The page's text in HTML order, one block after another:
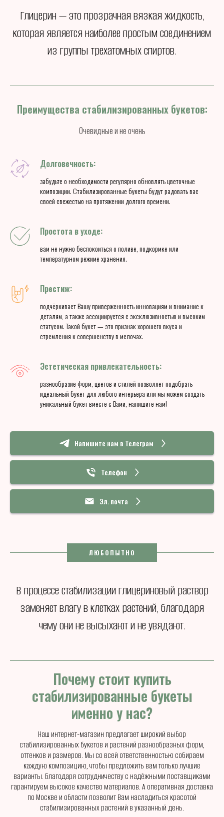
Глицерин — это прозрачная вязкая жидкость,
которая является наиболее простым соединением
из группы трехатомных спиртов.
Преимущества стабилизированных букетов:
Очевидные и не очень
Долговечность:
забудьте о необходимости регулярно обновлять цветочные
композиции. Стабилизированные букеты будут радовать вас
своей свежестью на протяжении долгого времени.
Простота в уходе:
вам не нужно беспокоиться о поливе, подкормке или
температурном режиме хранения.
Престиж:
подчёркивает Вашу приверженность инновациям и внимание к
деталям, а также ассоциируется с эксклюзивностью и высоким
статусом. Такой букет — это признак хорошего вкуса и
стремления к совершенству в мелочах.
Эстетическая привлекательность:
разнообразие форм, цветов и стилей позволяет подобрать
идеальный букет для любого интерьера или мы можем создать
уникальный букет вместе с Вами, напишите нам!
Напишите нам в Телеграм
Телефон
Эл. почта
ЛЮБОПЫТНО
В процессе стабилизации глицериновый раствор
заменяет влагу в клетках растений, благодаря
чему они не высыхают и не увядают.
Почему стоит купить
стабилизированные букеты
именно у нас?
Наш интернет-магазин предлагает широкий выбор
стабилизированных букетов и растений разнообразных форм,
оттенков и размеров. Мы со всей ответственностью собираем
каждую композицию, чтобы предложить вам только лучшие
варианты. Благодаря сотрудничеству с надёжными поставщиками
гарантируем высокое качество материалов. А оперативная доставка
по Москве и области позволит Вам насладиться красотой
стабилизированных растений в указанный день.